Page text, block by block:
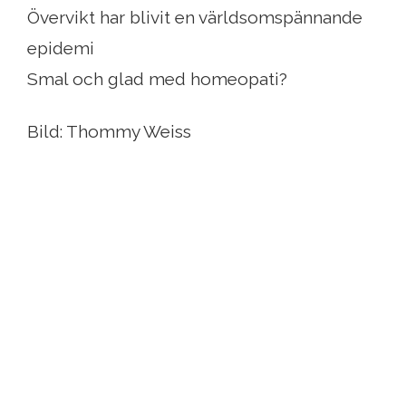
Övervikt har blivit en världsomspännande
epidemi
Smal och glad med homeopati?
Bild: Thommy Weiss